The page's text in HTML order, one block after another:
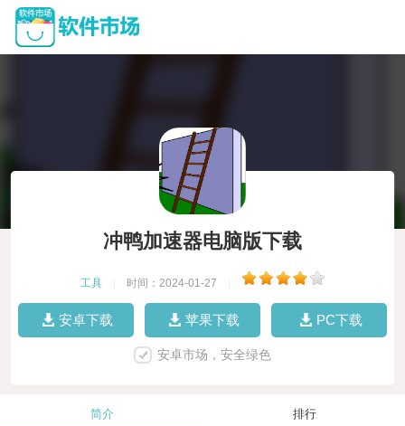
冲鸭加速器电脑版下载
工具 时间：2024-01-27
安卓下载 苹果下载 PC下载
安卓市场，安全绿色
简介 排行